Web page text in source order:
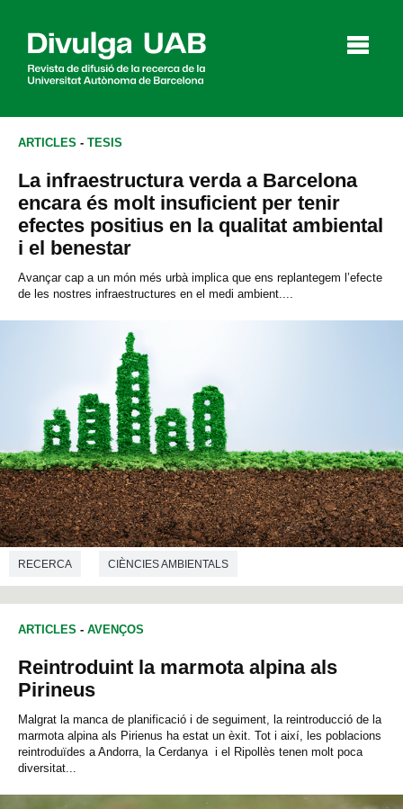
Agenda
CERCAR
ARTICLES - TESIS
La infraestructura verda a Barcelona
encara és molt insuficient per tenir
efectes positius en la qualitat ambiental
i el benestar
Avançar cap a un món més urbà implica que ens replantegem l’efecte
de les nostres infraestructures en el medi ambient....
RECERCA CIÈNCIES AMBIENTALS
ARTICLES - AVENÇOS
Reintroduint la marmota alpina als
Pirineus
Malgrat la manca de planificació i de seguiment, la reintroducció de la
marmota alpina als Pirienus ha estat un èxit. Tot i així, les poblacions
reintroduïdes a Andorra, la Cerdanya i el Ripollès tenen molt poca
diversitat...